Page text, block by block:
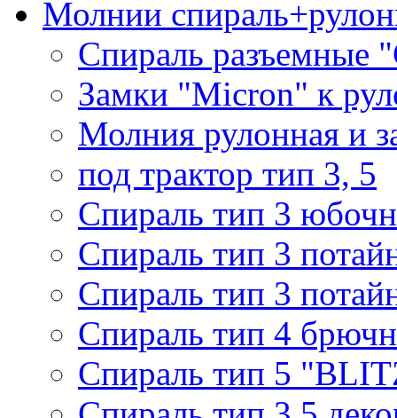
Молнии
Спираль разъемные
Замки "Micron" к
Молния рулонная и
под трактор тип 3, 5
Спираль тип 3
Спираль тип 3
Спираль тип 3
Спираль тип 4
Спираль тип 5